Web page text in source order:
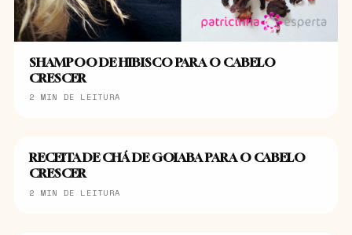
SHAMPOO DE HIBISCO PARA O CABELO
CRESCER
2 MIN DE LEITURA
CABELO CRESCER
RECEITA DE CHÁ DE GOIABA PARA O CABELO
CRESCER
2 MIN DE LEITURA